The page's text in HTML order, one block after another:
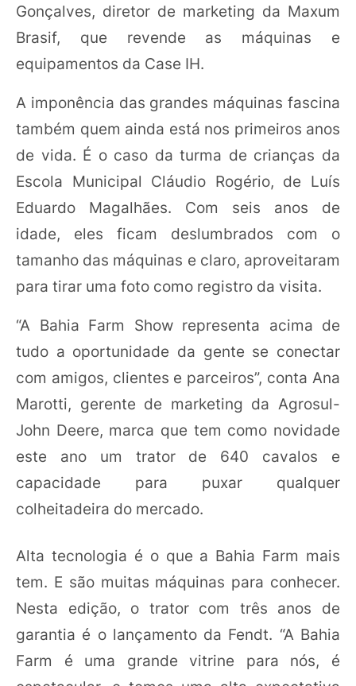
Gonçalves, diretor de marketing da Maxum
Brasif, que revende as máquinas e
equipamentos da Case IH.
A imponência das grandes máquinas fascina
também quem ainda está nos primeiros anos
de vida. É o caso da turma de crianças da
Escola Municipal Cláudio Rogério, de Luís
Eduardo Magalhães. Com seis anos de
idade, eles ficam deslumbrados com o
tamanho das máquinas e claro, aproveitaram
para tirar uma foto como registro da visita.
“A Bahia Farm Show representa acima de
tudo a oportunidade da gente se conectar
com amigos, clientes e parceiros”, conta Ana
Marotti, gerente de marketing da Agrosul-
John Deere, marca que tem como novidade
este ano um trator de 640 cavalos e
capacidade para puxar qualquer
colheitadeira do mercado.
Alta tecnologia é o que a Bahia Farm mais
tem. E são muitas máquinas para conhecer.
Nesta edição, o trator com três anos de
garantia é o lançamento da Fendt. “A Bahia
Farm é uma grande vitrine para nós, é